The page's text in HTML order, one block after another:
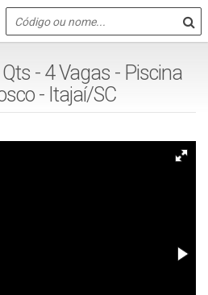
- 4 Vagas - Piscina
- Itajaí/SC